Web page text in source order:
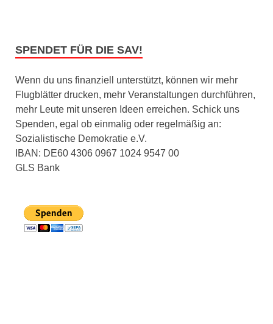
SPENDET FÜR DIE SAV!
Wenn du uns finanziell unterstützt, können wir mehr
Flugblätter drucken, mehr Veranstaltungen durchführen,
mehr Leute mit unseren Ideen erreichen. Schick uns
Spenden, egal ob einmalig oder regelmäßig an:
Sozialistische Demokratie e.V.
IBAN: DE60 4306 0967 1024 9547 00
GLS Bank